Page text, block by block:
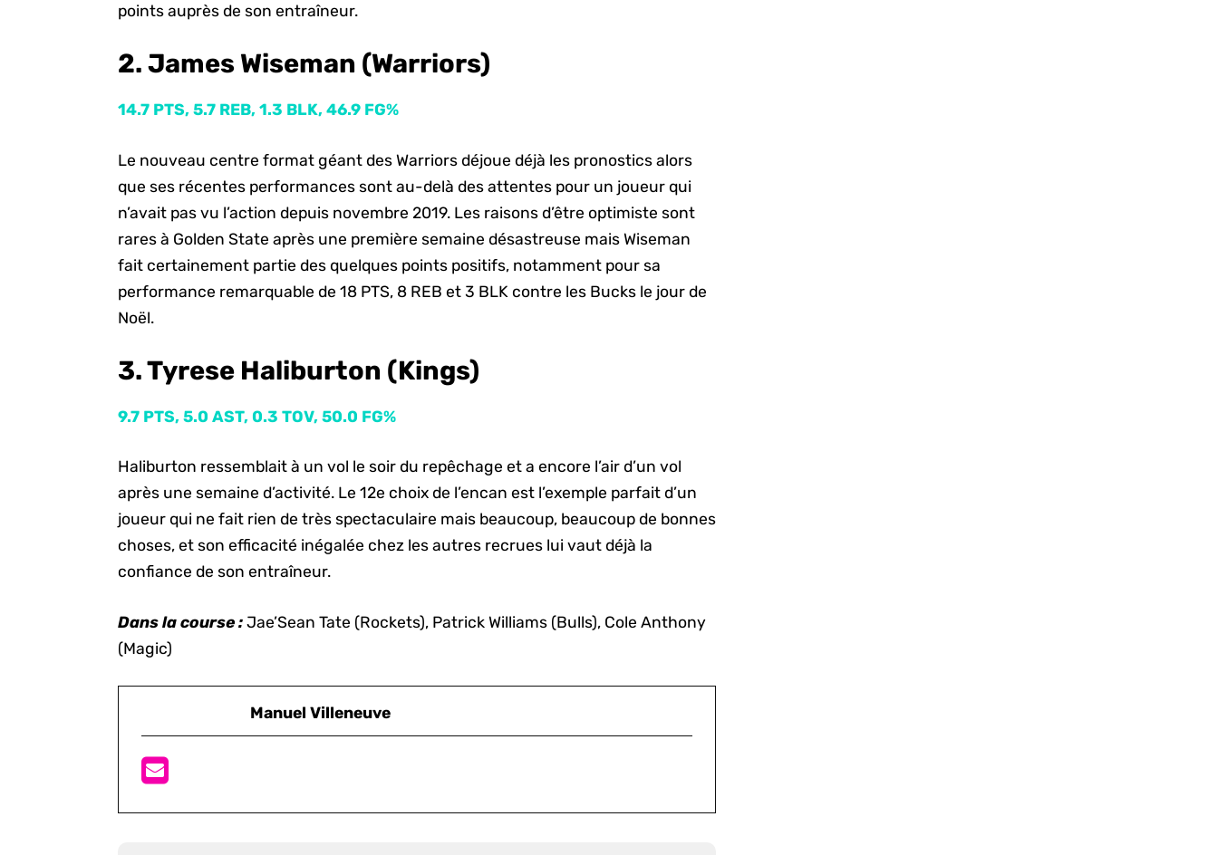
points auprès de son entraîneur.
2. James Wiseman (Warriors)
14.7 PTS, 5.7 REB, 1.3 BLK, 46.9 FG%
Le nouveau centre format géant des Warriors déjoue déjà les pronostics alors
que ses récentes performances sont au-delà des attentes pour un joueur qui
n’avait pas vu l’action depuis novembre 2019. Les raisons d’être optimiste sont
rares à Golden State après une première semaine désastreuse mais Wiseman
fait certainement partie des quelques points positifs, notamment pour sa
performance remarquable de 18 PTS, 8 REB et 3 BLK contre les Bucks le jour de
Noël.
3. Tyrese Haliburton (Kings)
9.7 PTS, 5.0 AST, 0.3 TOV, 50.0 FG%
Haliburton ressemblait à un vol le soir du repêchage et a encore l’air d’un vol
après une semaine d’activité. Le 12e choix de l’encan est l’exemple parfait d’un
joueur qui ne fait rien de très spectaculaire mais beaucoup, beaucoup de bonnes
choses, et son efficacité inégalée chez les autres recrues lui vaut déjà la
confiance de son entraîneur.
Dans la course :Jae’Sean Tate (Rockets), Patrick Williams (Bulls), Cole Anthony
(Magic)
Manuel Villeneuve